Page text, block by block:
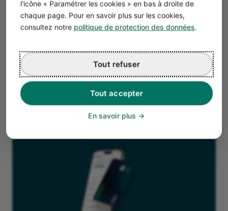
l'icône « Paramétrer les cookies » en bas à droite de
chaque page. Pour en savoir plus sur les cookies,
consultez notre politique de protection des données.
Tout accepter
Tout refuser
En savoir plus
Rédiger les statuts de la société (en ligne, vous-même
ou par un spécialiste).
Déposer votre capital socialsur uncompte
Publier un avis de constitution au Journal d’annonces
légales (JAL) ;
Immatriculer la société sur leguichet uniquepour
recevoir le numéro SIREN ;
Se procurer les différents registres obligatoires
(comptable, registre unique, etc.).